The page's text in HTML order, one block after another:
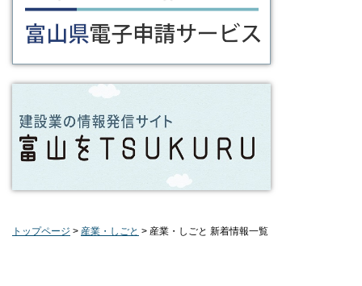
トップページ > 産業・しごと > 産業・しごと 新着情報一覧